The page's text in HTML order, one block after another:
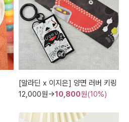
[알라딘 x 이지은] 양면 러버 키링
12,000원→10,800원(10%)